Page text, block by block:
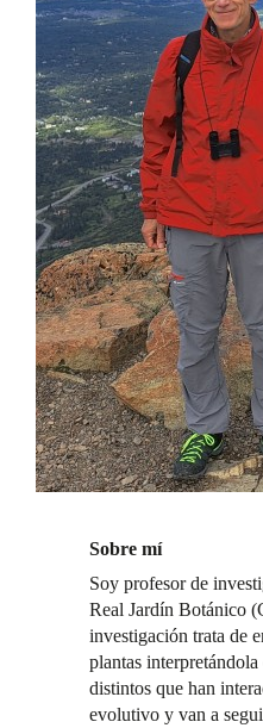
Sobre mí
Soy profesor de
Real Jardín Botánico
investigación trata de
plantas
distintos que han
evolutivo y van a